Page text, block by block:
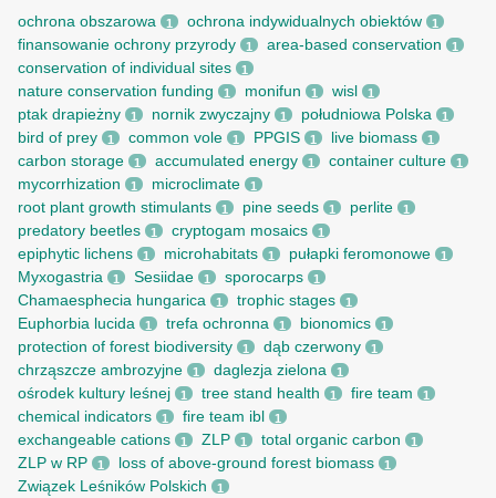
ochrona obszarowa 1 ochrona indywidualnych obiektów 1
finansowanie ochrony przyrody 1 area-based conservation 1
conservation of individual sites 1
nature conservation funding 1 monifun 1 wisl 1
ptak drapieżny 1 nornik zwyczajny 1 południowa Polska 1
bird of prey 1 common vole 1 PPGIS 1 live biomass 1
carbon storage 1 accumulated energy 1 container culture 1
mycorrhization 1 microclimate 1
root рlant growth stimulants 1 pine seeds 1 perlite 1
predatory beetles 1 cryptogam mosaics 1
epiphytic lichens 1 microhabitats 1 pułapki feromonowe 1
Myxogastria 1 Sesiidae 1 sporocarps 1
Chamaesphecia hungarica 1 trophic stages 1
Euphorbia lucida 1 trefa ochronna 1 bionomics 1
protection of forest biodiversity 1 dąb czerwony 1
chrząszcze ambrozyjne 1 daglezja zielona 1
ośrodek kultury leśnej 1 tree stand health 1 fire team 1
chemical indicators 1 fire team ibl 1
exchangeable cations 1 ZLP 1 total organic carbon 1
ZLP w RP 1 loss of above-ground forest biomass 1
Związek Leśników Polskich 1